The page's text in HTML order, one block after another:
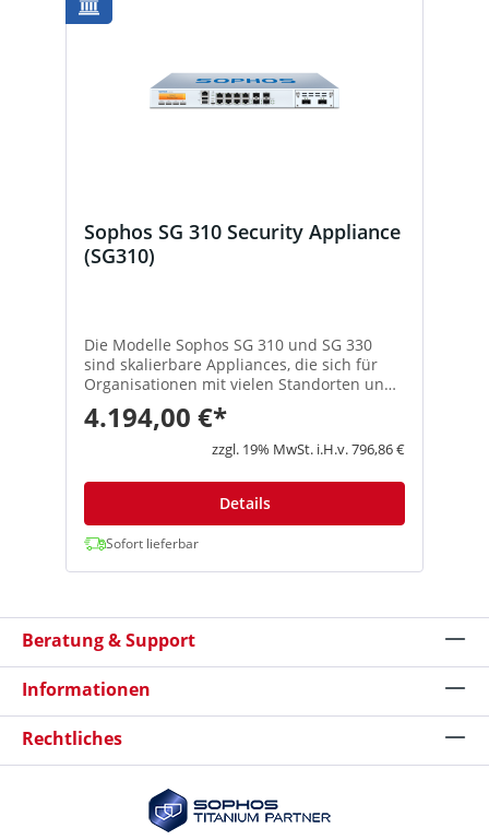
Sophos SG 310 Security Appliance
(SG310)
Die Modelle Sophos SG 310 und SG 330
sind skalierbare Appliances, die sich für
Organisationen mit vielen Standorten und
mittelgroße Unternehmen eignen. Mit SSDs
für On-Box-Reporting, Protokolle und
Spam-Quarantäne sind sie äußerst
reaktionsstark – selbst in Umgebungen mit
einem hohen Datenverkehrsaufkommmen.
Jedes Modell ist mit 8 GbE-Kupferports, 2
GbE-SFP-Glasfaserports sowie einem FleXi-
Port-Steckplatz zur Konfiguration mit einem
Revision 2 - diese sind nicht für einen HA-
Verbund mit anderen Revisionen geeignet.
Hardware Appliances mit Revision 1
(SG210/ XG210 Revision 2) benötigen, dann
fragen Sie bitte vor dem Kauf an, ob diese
noch verfügbar sind. Technische
BTU/h (Leerlauf)49 W, 167 BTU/h (Volllast)
Betriebstemperatur 0–40°C (Betrieb)-20–
4.194,00 €*
zzgl. 19% MwSt. i.H.v. 796,86 €
Details
Sofort lieferbar
Beratung & Support
Informationen
Rechtliches